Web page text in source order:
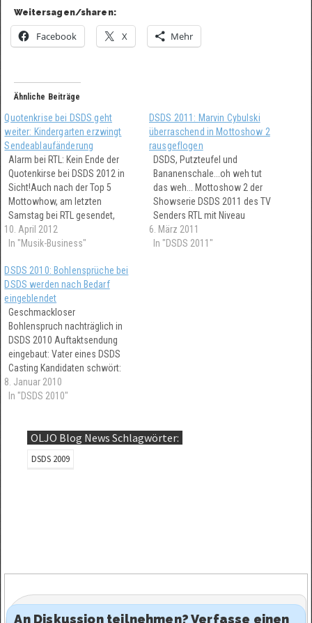
Weitersagen/sharen:
Facebook X Mehr
Ähnliche Beiträge
Quotenkrise bei DSDS geht
weiter: Kindergarten erzwingt
Sendeablaufänderung
Alarm bei RTL: Kein Ende der
Quotenkirse bei DSDS 2012 in
Sicht!Auch nach der Top 5
Mottowhow, am letzten
Samstag bei RTL gesendet,
gab es für Bohlen & Co kein
Grund zur Freude beim
Einschaltquoten. Die 5 Mio
wurden schon wieder klar
verfehlt. Ausserdem: Das zur…
10. April 2012
In "Musik-Business"
DSDS 2011: Marvin Cybulski
überraschend in Mottoshow 2
rausgeflogen
DSDS, Putzteufel und
Bananenschale...oh weh tut
das weh... Mottoshow 2 der
Showserie DSDS 2011 des TV
Senders RTL mit Niveau
Eskalation nach unten.... Es
wurde auch gesungen. Am
6. März 2011
In "DSDS 2011"
DSDS 2010: Bohlensprüche bei
DSDS werden nach Bedarf
eingeblendet
Geschmackloser
Bohlenspruch nachträglich in
DSDS 2010 Auftaktsendung
eingebaut: Vater eines DSDS
Casting Kandidaten schwört:
"Dieter Bohlen hat diesen
Spruch beim Auftritt meines
8. Januar 2010
In "DSDS 2010"
OLJO Blog News Schlagwörter:
DSDS 2009
An Diskussion teilnehmen? Verfasse einen